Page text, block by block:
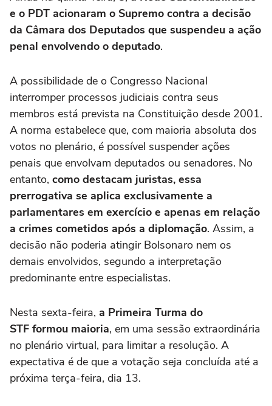
e o PDT acionaram o Supremo contra a decisão
da Câmara dos Deputados que suspendeu a ação
penal envolvendo o deputado.
A possibilidade de o Congresso Nacional
interromper processos judiciais contra seus
membros está prevista na Constituição desde 2001.
A norma estabelece que, com maioria absoluta dos
votos no plenário, é possível suspender ações
penais que envolvam deputados ou senadores. No
entanto, como destacam juristas, essa
prerrogativa se aplica exclusivamente a
parlamentares em exercício e apenas em relação
a crimes cometidos após a diplomação. Assim, a
decisão não poderia atingir Bolsonaro nem os
demais envolvidos, segundo a interpretação
predominante entre especialistas.
Nesta sexta-feira, a Primeira Turma do
STF formou maioria, em uma sessão extraordinária
no plenário virtual, para limitar a resolução. A
expectativa é de que a votação seja concluída até a
próxima terça-feira, dia 13.